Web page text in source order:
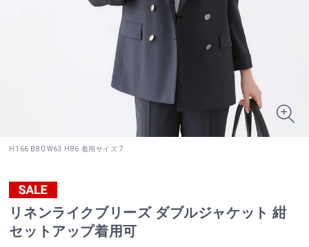
H166 B80 W63 H86 着用サイズ:7
リネンライクブリーズ ダブルジャケット 紺
セットアップ着用可